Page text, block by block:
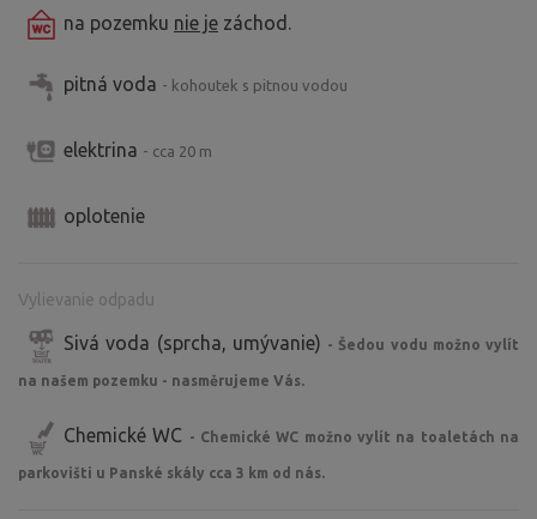
na pozemku nie je záchod.
pitná voda - kohoutek s pitnou vodou
elektrina - cca 20 m
oplotenie
Vylievanie odpadu
Sivá voda (sprcha, umývanie) - Šedou vodu možno vylít
na našem pozemku - nasměrujeme Vás.
Chemické WC - Chemické WC možno vylít na toaletách na
parkovišti u Panské skály cca 3 km od nás.